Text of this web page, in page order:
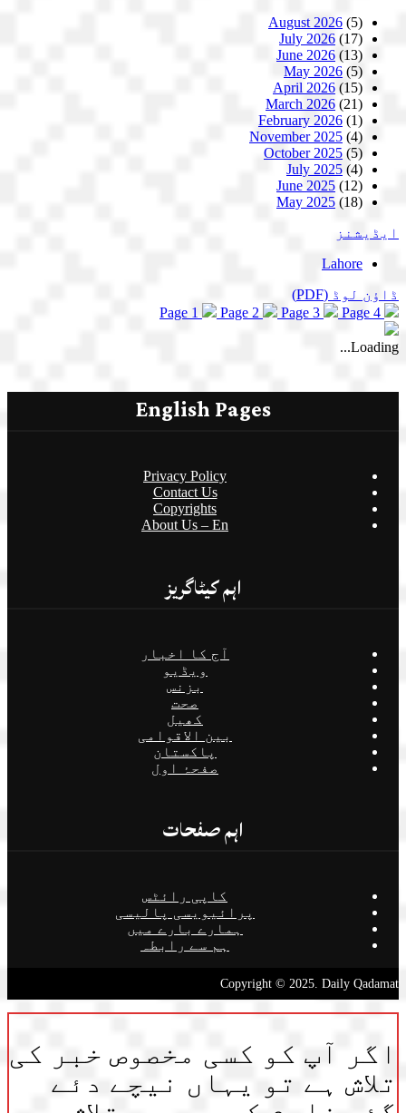
August 2026 (5)
July 2026 (17)
June 2026 (13)
May 2026 (5)
April 2026 (15)
March 2026 (21)
February 2026 (1)
November 2025 (4)
October 2025 (5)
July 2025 (4)
June 2025 (12)
May 2025 (18)
ایڈیشنز
Lahore
ڈاؤن لوڈ (PDF)
Page 1
Page 2 Page 3 Page 4
Loading...
English Pages
Privacy Policy
Contact Us
Copyrights
About Us – En
اہم کیٹاگریز
آج کا اخبار
ویڈیو
بزنس
صحت
کھیل
بین الاقوامی
پاکستان
صفحۂ اول
اہم صفحات
کاپی رائٹس
پرائیویسی پالیسی
ہمارے بارے میں
ہم سے رابطہ
Copyright © 2025. Daily Qadamat
اگر آپ کو کسی مخصوص خبر کی
تلاش ہے تو یہاں نیچے دئے